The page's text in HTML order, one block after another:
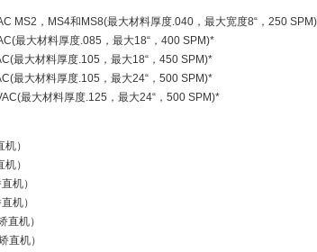
MS2，MS4和MS8(最大材料厚度.040，最大宽度8“，250
最大材料厚度.085，最大18“，400 SPM)*
最大材料厚度.105，最大18“，450 SPM)*
最大材料厚度.105，最大24“，500 SPM)*
最大材料厚度.125，最大24“，500 SPM)*
）
）
机）
机）
直机）
直机）